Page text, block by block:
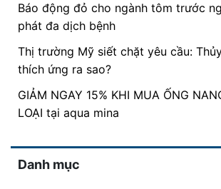
Báo động đỏ cho ngành tôm trước
phát đa dịch bệnh
Thị trường Mỹ siết chặt yêu cầu:
thích ứng ra sao?
GIẢM NGAY 15% KHI MUA ỐNG
LOẠI tại aqua mina
Danh mục